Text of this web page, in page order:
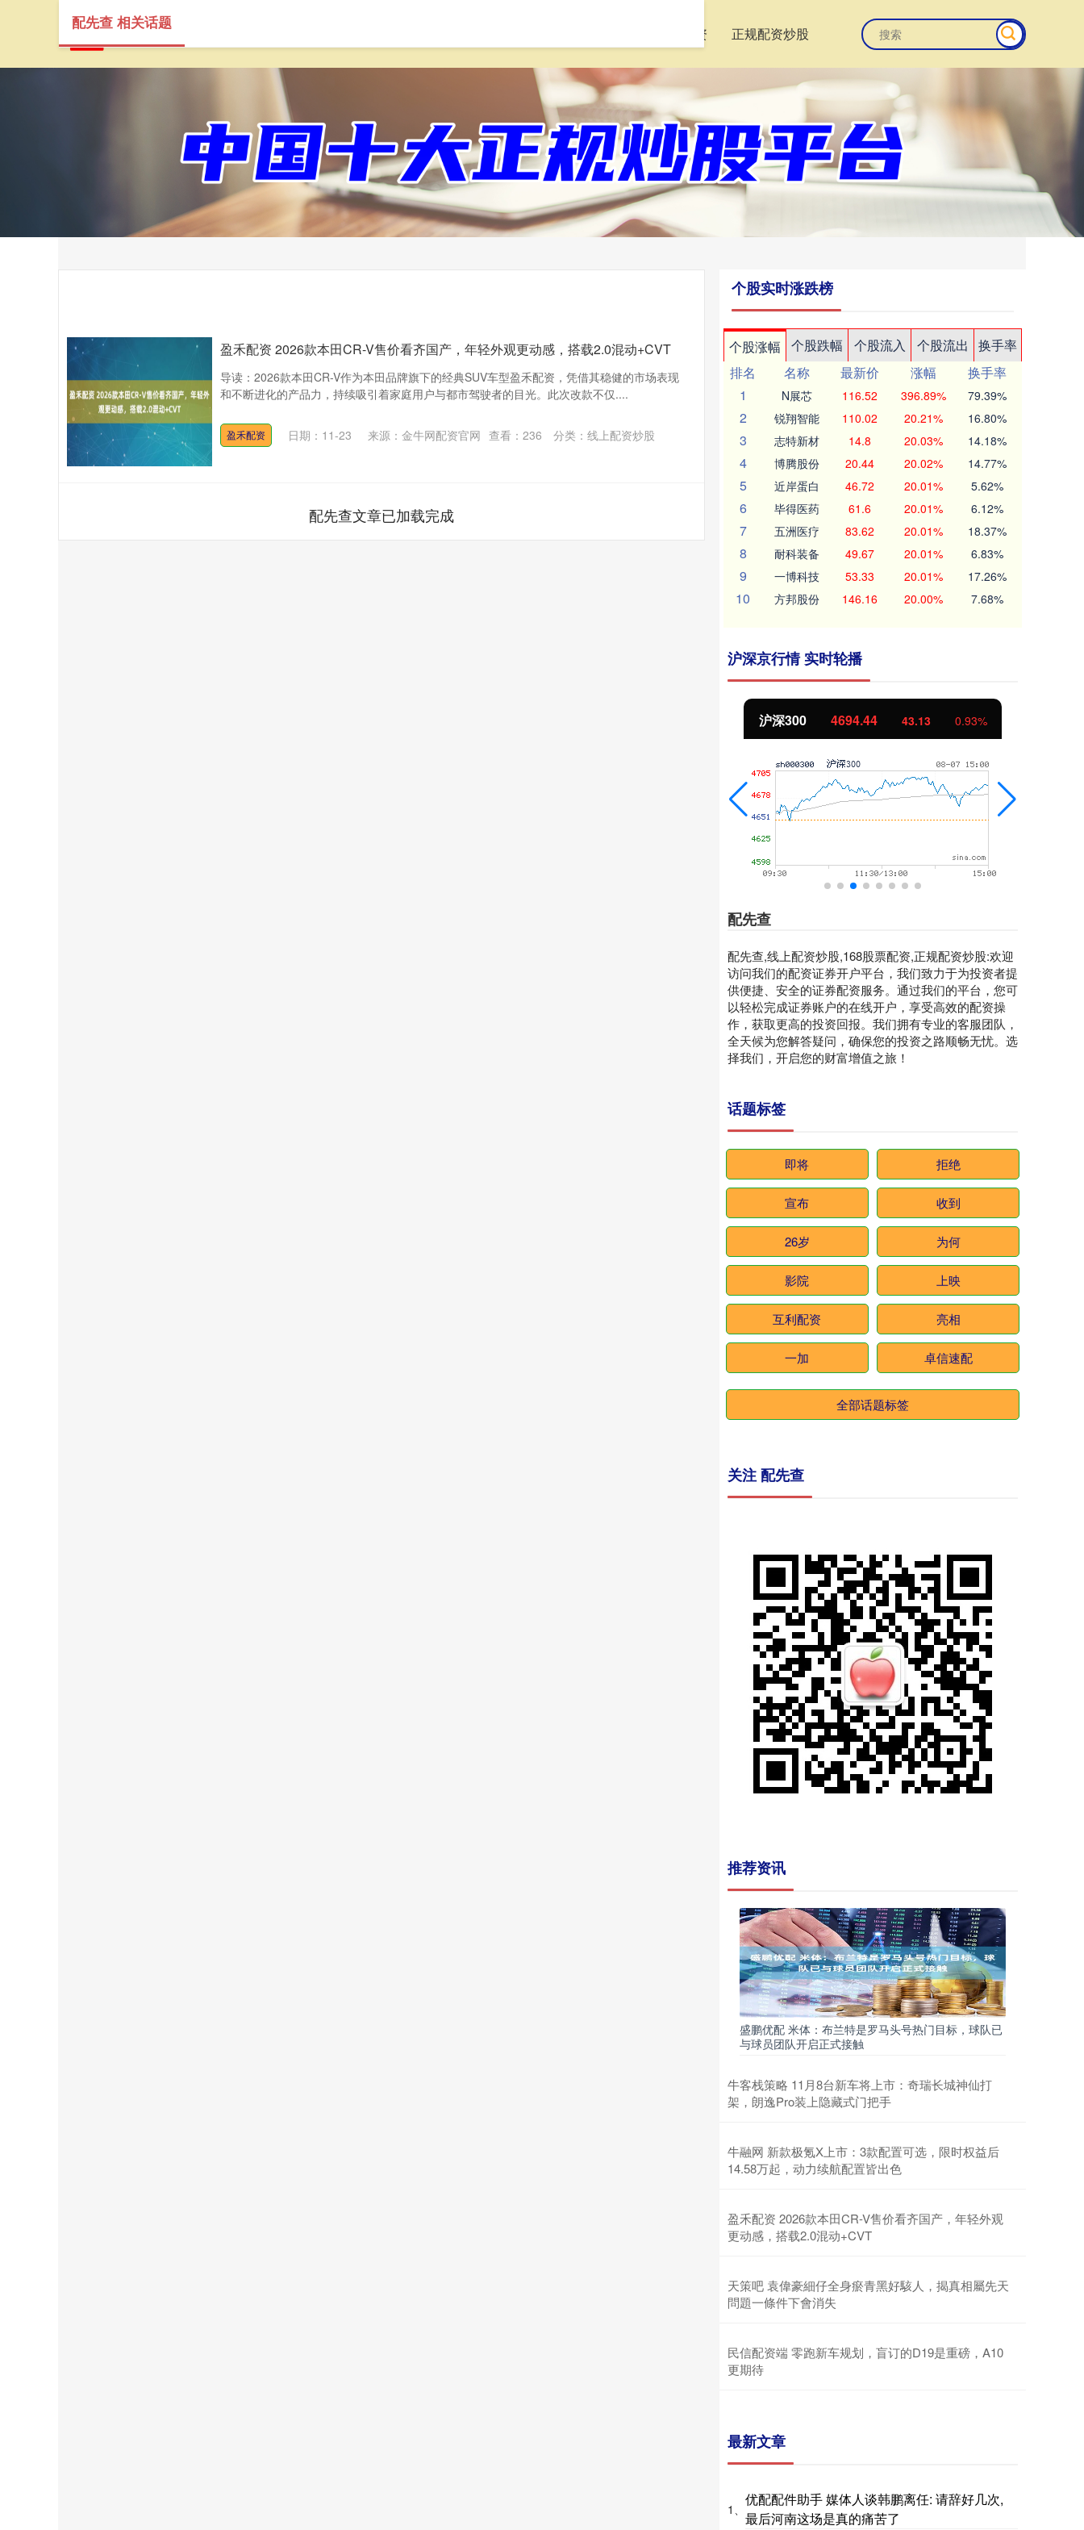
168股票配资 正规配资炒股
配先查 相关话题
盈禾配资 2026款本田CR-V售价看齐国产，年轻外观更动感，搭载2.0混动+CVT
导读：2026款本田CR-V作为本田品牌旗下的经典SUV车型盈禾配资，凭借其稳健的市场表现
和不断进化的产品力，持续吸引着家庭用户与都市驾驶者的目光。此次改款不仅....
盈禾配资 日期：11-23 来源：金牛网配资官网 查看： 236 分类： 线上配资炒股
配先查文章已加载完成
个股实时涨跌榜
个股涨幅 个股跌幅 个股流入 个股流出
换手率
排名
名称 最新价 涨幅
换手率
1
N展芯 116.52 396.89% 79.39%
2 锐翔智能 110.02 20.21% 16.80%
3 志特新材 14.8 20.03% 14.18%
4 博腾股份 20.44 20.02% 14.77%
5 近岸蛋白 46.72 20.01% 5.62%
6 毕得医药 61.6 20.01% 6.12%
7 五洲医疗 83.62 20.01% 18.37%
8 耐科装备 49.67 20.01% 6.83%
9 一博科技 53.33 20.01% 17.26%
10 方邦股份 146.16 20.00% 7.68%
沪深京行情 实时轮播
北证50 1134.24 11.37 1.01%
配先查
配先查,线上配资炒股,168股票配资,正规配资炒股:欢迎
访问我们的配资证券开户平台，我们致力于为投资者提
供便捷、安全的证券配资服务。通过我们的平台，您可
以轻松完成证券账户的在线开户，享受高效的配资操
作，获取更高的投资回报。我们拥有专业的客服团队，
全天候为您解答疑问，确保您的投资之路顺畅无忧。选
择我们，开启您的财富增值之旅！
话题标签
即将 拒绝
宣布 收到
26岁 为何
影院 上映
互利配资 亮相
一加 卓信速配
全部话题标签
关注 配先查
推荐资讯
盛鹏优配 米体：布兰特是罗马头号热门目标，球队已
与球员团队开启正式接触
牛客栈策略 11月8台新车将上市：奇瑞长城神仙打
架，朗逸Pro装上隐藏式门把手
牛融网 新款极氪X上市：3款配置可选，限时权益后
14.58万起，动力续航配置皆出色
盈禾配资 2026款本田CR-V售价看齐国产，年轻外观
更动感，搭载2.0混动+CVT
天策吧 袁偉豪細仔全身瘀青黑好駭人，揭真相屬先天
問題一條件下會消失
民信配资端 零跑新车规划，盲订的D19是重磅，A10
更期待
最新文章
1、
优配配件助手 媒体人谈韩鹏离任: 请辞好几次,
最后河南这场是真的痛苦了